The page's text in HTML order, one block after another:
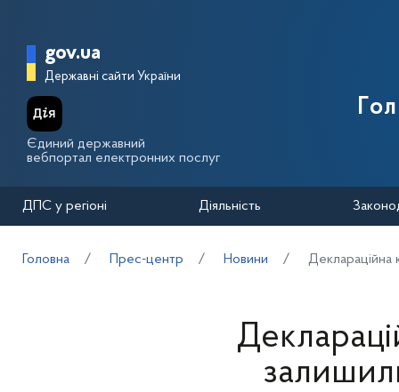
Головна сторінка Державної
gov.ua
Державні сайти України
Єдиний державний
вебпортал електронних послуг
ДПС у регіоні Діяльність
Головна Прес-центр Новини Деклараційна